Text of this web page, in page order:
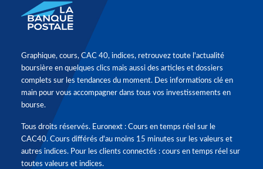
Graphique, cours, CAC 40, indices, retrouvez toute l'actualité
boursière en quelques clics mais aussi des articles et dossiers
complets sur les tendances du moment. Des informations clé en
main pour vous accompagner dans tous vos investissements en
bourse.
Tous droits réservés. Euronext : Cours en temps réel sur le
CAC40. Cours différés d'au moins 15 minutes sur les valeurs et
autres indices. Pour les clients connectés : cours en temps réel sur
toutes valeurs et indices.